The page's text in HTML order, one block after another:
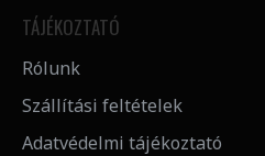
TÁJÉKOZTATÓ
Rólunk
Szállítási feltételek
Adatvédelmi tájékoztató